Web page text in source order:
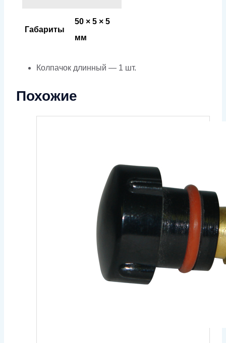
Габариты
50 × 5 × 5
мм
Колпачок длинный — 1 шт.
Похожие